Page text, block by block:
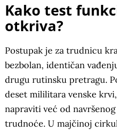
Kako test
otkriva?
Postupak je za trudnicu
bezbolan, identičan
drugu rutinsku pretragu.
deset mililitara venske
napraviti već od
trudnoće. U majčinoj